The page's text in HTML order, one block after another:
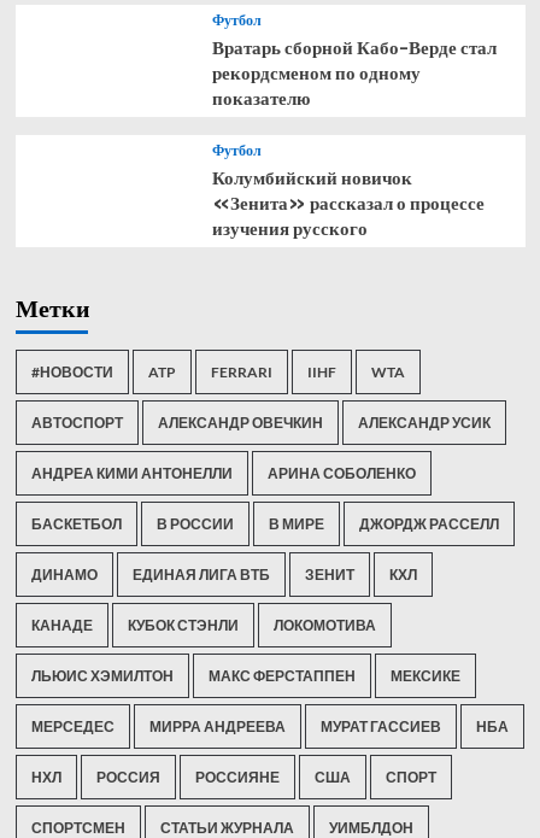
Футбол
Вратарь сборной Кабо-Верде стал
рекордсменом по одному
показателю
Футбол
Колумбийский новичок
«Зенита» рассказал о процессе
изучения русского
Метки
#НОВОСТИ ATP FERRARI IIHF WTA
АВТОСПОРТ АЛЕКСАНДР ОВЕЧКИН АЛЕКСАНДР УСИК
АНДРЕА КИМИ АНТОНЕЛЛИ АРИНА СОБОЛЕНКО
БАСКЕТБОЛ В РОССИИ В МИРЕ ДЖОРДЖ РАССЕЛЛ
ДИНАМО ЕДИНАЯ ЛИГА ВТБ ЗЕНИТ КХЛ
КАНАДЕ КУБОК СТЭНЛИ ЛОКОМОТИВА
ЛЬЮИС ХЭМИЛТОН МАКС ФЕРСТАППЕН МЕКСИКЕ
МЕРСЕДЕС МИРРА АНДРЕЕВА МУРАТ ГАССИЕВ НБА
НХЛ РОССИЯ РОССИЯНЕ США СПОРТ
СПОРТСМЕН СТАТЬИ ЖУРНАЛА УИМБЛДОН